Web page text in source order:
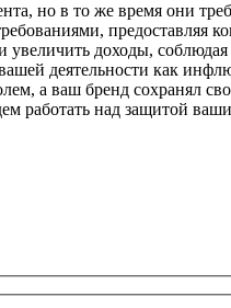
но в то же время они
предоставляя
доходы,
деятельности как
а ваш бренд сохранял
работать над защитой